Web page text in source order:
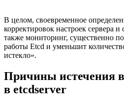
В целом, своевременное
корректировок настроек сервера и
также мониторинг, существенно
работы Etcd и уменьшит
истекло».
Причины истечения
в etcdserver